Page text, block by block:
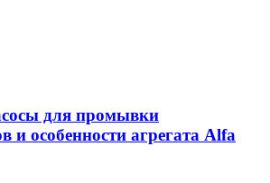
для промывки
и особенности агрегата Alfa